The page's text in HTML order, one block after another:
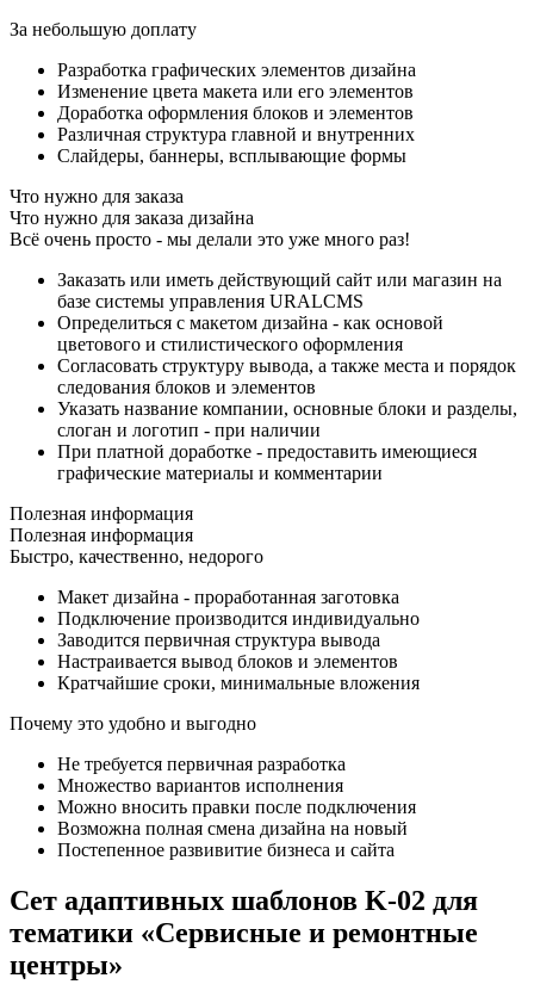
За небольшую доплату
Разработка графических элементов дизайна
Изменение цвета макета или его элементов
Доработка оформления блоков и элементов
Различная структура главной и внутренних
Слайдеры, баннеры, всплывающие формы
Что нужно для заказа
Что нужно для заказа дизайна
Всё очень просто - мы делали это уже много раз!
Заказать или иметь действующий сайт или магазин на
базе системы управления URALCMS
Определиться с макетом дизайна - как основой
цветового и стилистического оформления
Согласовать структуру вывода, а также места и порядок
следования блоков и элементов
Указать название компании, основные блоки и разделы,
слоган и логотип - при наличии
При платной доработке - предоставить имеющиеся
графические материалы и комментарии
Полезная информация
Полезная информация
Быстро, качественно, недорого
Макет дизайна - проработанная заготовка
Подключение производится индивидуально
Заводится первичная структура вывода
Настраивается вывод блоков и элементов
Кратчайшие сроки, минимальные вложения
Почему это удобно и выгодно
Не требуется первичная разработка
Множество вариантов исполнения
Можно вносить правки после подключения
Возможна полная смена дизайна на новый
Постепенное развивитие бизнеса и сайта
Сет адаптивных шаблонов K-02 для
тематики «Сервисные и ремонтные
центры»